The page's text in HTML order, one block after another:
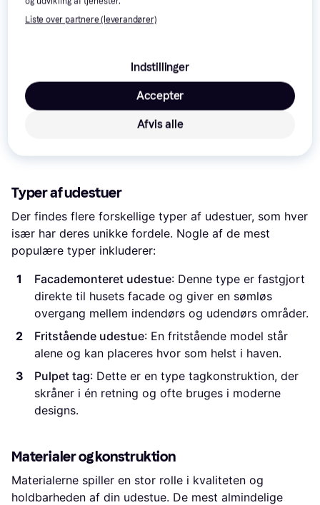
En udestue er et fantastisk supplement til ethvert
når vejret ikke tillader det. En udestue kan være
facademonteret, hvilket betyder, at den er fastgjort til
husets facade og dermed fungerer som en naturlig
forlængelse af dit hjem. Mange vælger at bruge deres
udestue året rundt, hvilket kræver god isolering og
Typer af udestuer
Der findes flere forskellige typer af udestuer, som hver
især har deres unikke fordele. Nogle af de mest
populære typer inkluderer:
Facademonteret udestue: Denne type er fastgjort
direkte til husets facade og giver en sømløs
overgang mellem indendørs og udendørs områder.
Fritstående udestue: En fritstående model står
alene og kan placeres hvor som helst i haven.
Pulpet tag: Dette er en type tagkonstruktion, der
skråner i én retning og ofte bruges i moderne
designs.
Materialer og konstruktion
Materialerne spiller en stor rolle i kvaliteten og
holdbarheden af din udestue. De mest almindelige
Liste over partnere (leverandører)
Indstillinger
Afvis alle
Accepter